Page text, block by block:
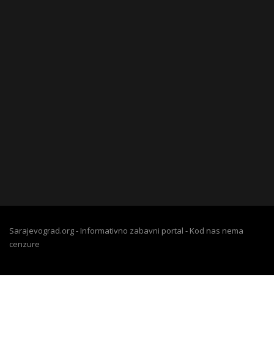
Sarajevograd.org - Informativno zabavni portal - Kod nas nema
cenzure